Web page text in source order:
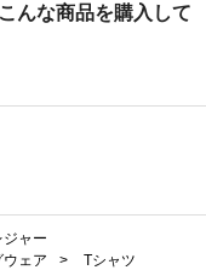
んな商品を購入して
ャー
ェア >
Tシャツ